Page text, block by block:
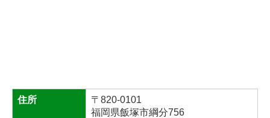
住所
〒820-0101
福岡県飯塚市綱分756